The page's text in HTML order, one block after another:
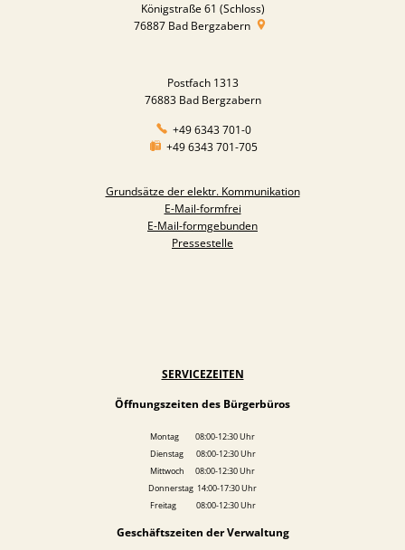
Königstraße 61 (Schloss)
76887 Bad Bergzabern
Postfach 1313
76883 Bad Bergzabern
+49 6343 701-0
+49 6343 701-705
Grundsätze der elektr. Kommunikation
E-Mail-formfrei
E-Mail-formgebunden
Pressestelle
SERVICEZEITEN
Öffnungszeiten des Bürgerbüros
Montag 08:00-12:30 Uhr
Dienstag 08:00-12:30 Uhr
Mittwoch 08:00-12:30 Uhr
Donnerstag 14:00-17:30 Uhr
Freitag 08:00-12:30 Uhr
Geschäftszeiten der Verwaltung